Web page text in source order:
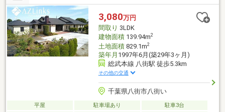
3,080万円
間取り 3LDK
建物面積139.94m2
土地面積829.1m2
築年月 1997年6月(築29年3ヶ月)
総武本線 八街駅 徒歩5.3km
その他の交通
千葉県八街市八街い
平屋 駐車場あり
駐車3台